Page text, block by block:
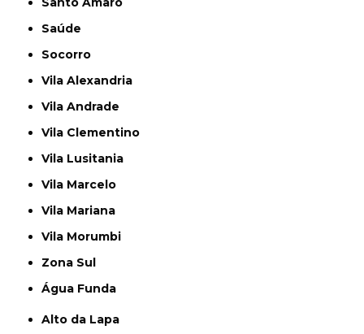
Saúde
Socorro
Vila Alexandria
Vila Andrade
Vila Clementino
Vila Lusitania
Vila Marcelo
Vila Mariana
Vila Morumbi
Zona Sul
Água Funda
Alto da Lapa